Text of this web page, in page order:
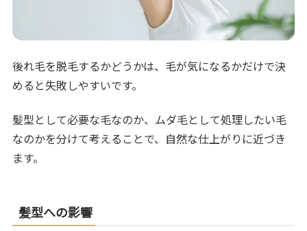
後れ毛を脱毛するかどうかは、毛が気になるかだけで決
めると失敗しやすいです。
髪型として必要な毛なのか、ムダ毛として処理したい毛
なのかを分けて考えることで、自然な仕上がりに近づき
ます。
髪型への影響